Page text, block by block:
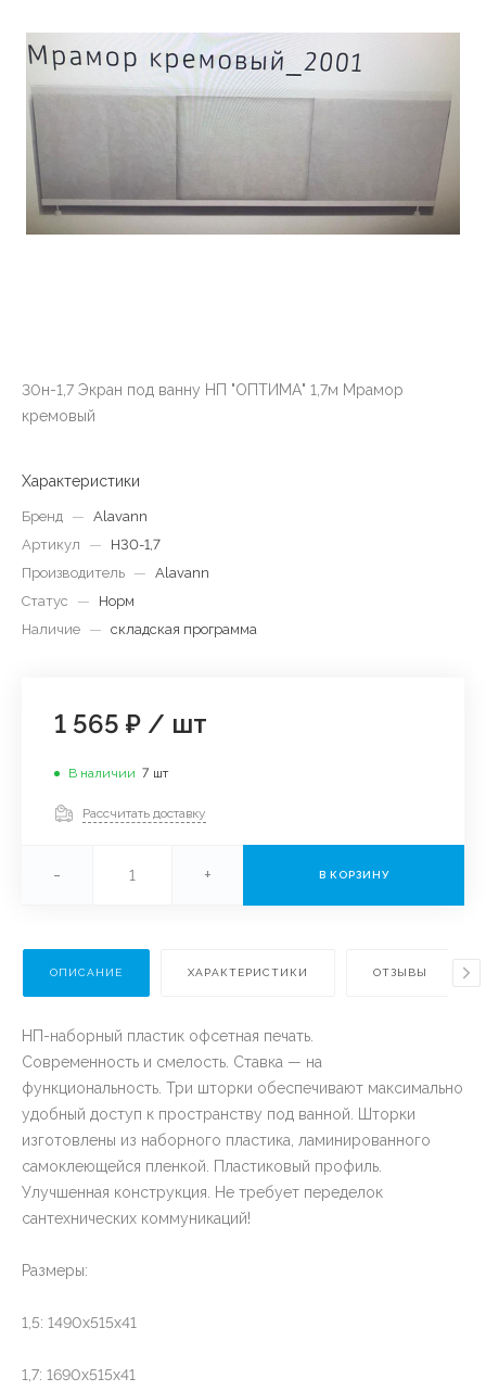
30н-1,7 Экран под ванну НП "ОПТИМА" 1,7м Мрамор
кремовый
Характеристики
Бренд — Alavann
Артикул
—
Н30-1,7
Производитель — Alavann
Статус
—
Норм
Наличие — складская программа
1 565 ₽ / шт
В наличии 7 шт
Рассчитать доставку
- + В КОРЗИНУ
ОПИСАНИЕ ХАРАКТЕРИСТИКИ ОТЗЫВЫ
НП-наборный пластик офсетная печать.
Современность и смелость. Ставка — на
функциональность. Три шторки обеспечивают максимально
удобный доступ к пространству под ванной. Шторки
изготовлены из наборного пластика, ламинированного
самоклеющейся пленкой. Пластиковый профиль.
Улучшенная конструкция. Не требует переделок
сантехнических коммуникаций!
Размеры:
1,5: 1490х515х41
1,7: 1690х515х41